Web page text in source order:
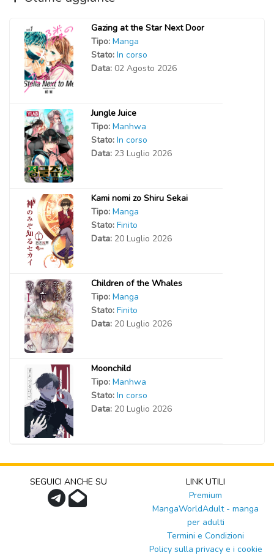
Gazing at the Star Next Door
Tipo: Manga
Stato: In corso
Data: 02 Agosto 2026
Jungle Juice
Tipo: Manhwa
Stato: In corso
Data: 23 Luglio 2026
Kami nomi zo Shiru Sekai
Tipo: Manga
Stato: Finito
Data: 20 Luglio 2026
Children of the Whales
Tipo: Manga
Stato: Finito
Data: 20 Luglio 2026
Moonchild
Tipo: Manhwa
Stato: In corso
Data: 20 Luglio 2026
SEGUICI ANCHE SU
LINK UTILI
Premium
MangaWorldAdult - manga
per adulti
Termini e Condizioni
Policy sulla privacy e i cookie